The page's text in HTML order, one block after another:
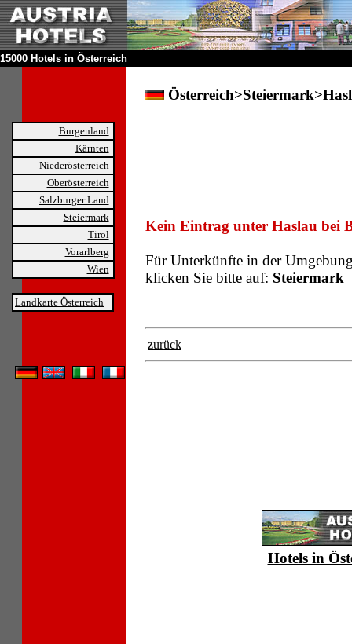
15000 Hotels in Österreich
Burgenland
Kärnten
Niederösterreich
Oberösterreich
Salzburger Land
Steiermark
Tirol
Vorarlberg
Wien
Landkarte Österreich
Österreich>Steiermark
Kein Eintrag unter Haslau bei
Für Unterkünfte in der
klicken Sie bitte auf: Steiermark
zurück
Hotels in